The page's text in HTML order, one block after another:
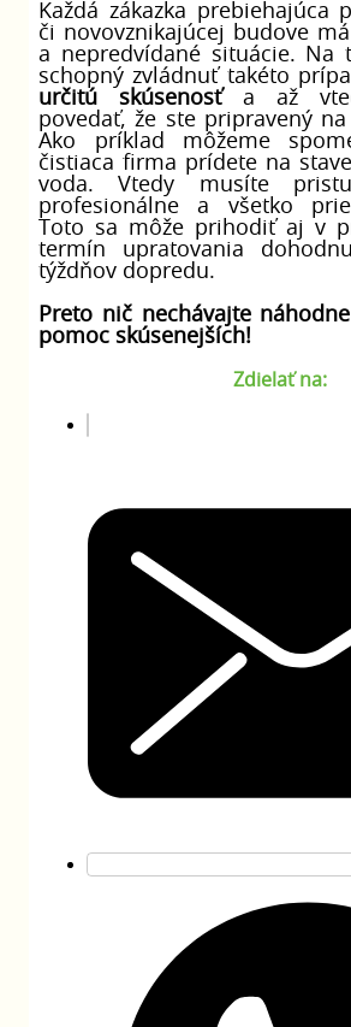
Každá zákazka prebiehajúca
či novovznikajúcej budove
a nepredvídané situácie. Na
schopný zvládnuť takéto
určitú skúsenosťa až
povedať, že ste pripravený
Ako príklad môžeme
čistiaca firma prídete na
voda. Vtedy musíte
profesionálne a všetko
Toto sa môže prihodiť aj v
termín upratovania
týždňov dopredu.
Preto nič nechávajte
pomoc skúsenejších!
Zdielať na: